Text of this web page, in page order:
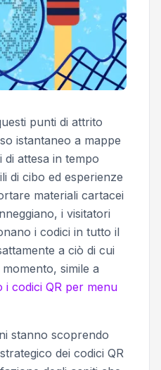
punti di attrito
istantaneo a mappe
di attesa in tempo
di cibo ed esperienze
materiali cartacei
i visitatori
i codici in tutto il
a ciò di cui
simile a
i codici QR per menu
stanno scoprendo
dei codici QR